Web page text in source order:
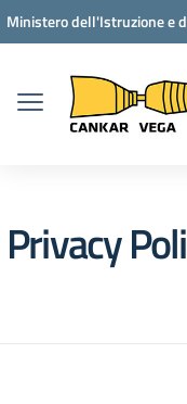
Vai ai contenuti
Vai al menu di navigazione
Vai al footer
Ministero dell'Istruzione e
Privacy